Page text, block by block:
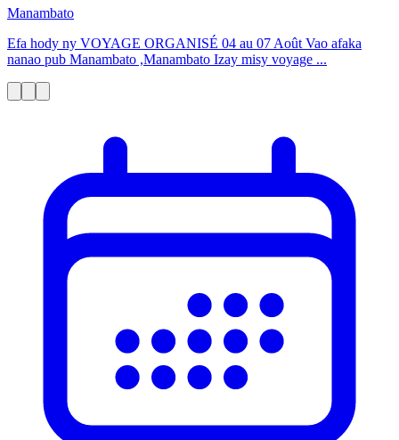
Manambato
Efa hody ny VOYAGE ORGANISÉ 04 au 07 Août Vao afaka
nanao pub Manambato ,Manambato Izay misy voyage ...